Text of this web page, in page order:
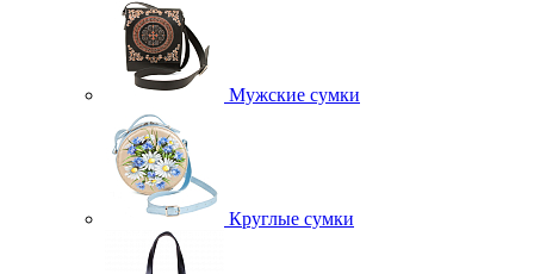
Мужские сумки
Круглые сумки